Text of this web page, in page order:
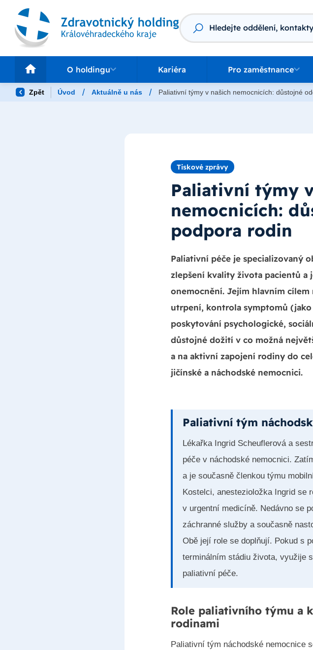
Vyhledávání
O holdingu Kariéra Pro zaměstnance
Zpět Úvod / Aktuálně u nás / Paliativní týmy v našich nemocnicích: důstojné
Tiskové zprávy
Paliativní týmy
nemocnicích:
podpora rodin
Paliativní péče je specializovaný
zlepšení kvality života pacientů
onemocnění. Jejím hlavním
utrpení, kontrola symptomů
poskytování psychologické,
důstojné dožití v co možná
a na aktivní zapojení rodiny do
jičínské a náchodské nemocnici.
Paliativní tým
Lékařka Ingrid Scheuflerová a
péče v náchodské nemocnici.
a je současně členkou týmu
Kostelci, anestezioložka Ingrid se
v urgentní medicíně. Nedávno se
záchranné služby a současně
Obě její role se doplňují. Pokud s
terminálním stádiu života, využije
paliativní péče.
Role paliativního týmu a
rodinami
Paliativní tým náchodské nemocnice